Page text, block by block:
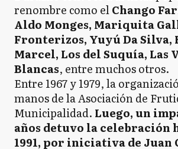
renombre como elChango
Aldo Monges, Mariquita
Fronterizos, Yuyú Da Silva,
Marcel, Los del Suquía, Las
Blancas, entre muchos otros.
Entre 1967 y 1979, la
manos de la Asociación de
Municipalidad. Luego, un
años detuvo la celebración
1991, por iniciativa de Juan